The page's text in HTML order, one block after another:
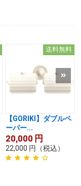
送料無料
【GORIKI】ダブルペ
ーパー...
20,000 円
22,000 円 （税込）